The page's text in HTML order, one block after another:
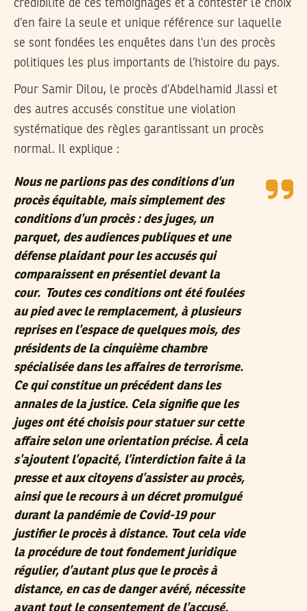
crédibilité de ces témoignages et à contester le choix
d’en faire la seule et unique référence sur laquelle
se sont fondées les enquêtes dans l’un des procès
politiques les plus importants de l’histoire du pays.
Pour Samir Dilou, le procès d’Abdelhamid Jlassi et
des autres accusés constitue une violation
systématique des règles garantissant un procès
normal. Il explique :
Nous ne parlions pas des conditions d’un
procès équitable, mais simplement des
conditions d’un procès : des juges, un
parquet, des audiences publiques et une
défense plaidant pour les accusés qui
comparaissent en présentiel devant la
cour. Toutes ces conditions ont été foulées
au pied avec le remplacement, à plusieurs
reprises en l’espace de quelques mois, des
présidents de la cinquième chambre
spécialisée dans les affaires de terrorisme.
Ce qui constitue un précédent dans les
annales de la justice. Cela signifie que les
juges ont été choisis pour statuer sur cette
affaire selon une orientation précise. À cela
s’ajoutent l’opacité, l’interdiction faite à la
presse et aux citoyens d’assister au procès,
ainsi que le recours à un décret promulgué
durant la pandémie de Covid-19 pour
justifier le procès à distance. Tout cela vide
la procédure de tout fondement juridique
régulier, d’autant plus que le procès à
distance, en cas de danger avéré, nécessite
avant tout le consentement de l’accusé.